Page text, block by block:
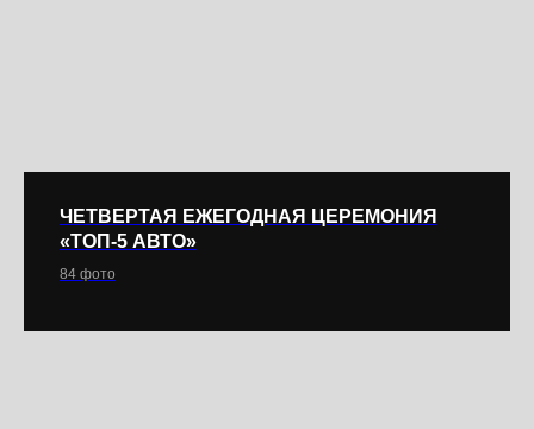
ЧЕТВЕРТАЯ ЕЖЕГОДНАЯ ЦЕРЕМОНИЯ
«ТОП-5 АВТО»
84 фото